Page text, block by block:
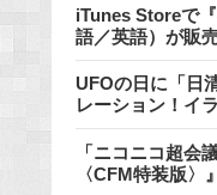
iTunes Storeで
語／英語）が販
UFOの日に「日
レーション！イ
「ニコニコ超会
〈CFM特装版〉